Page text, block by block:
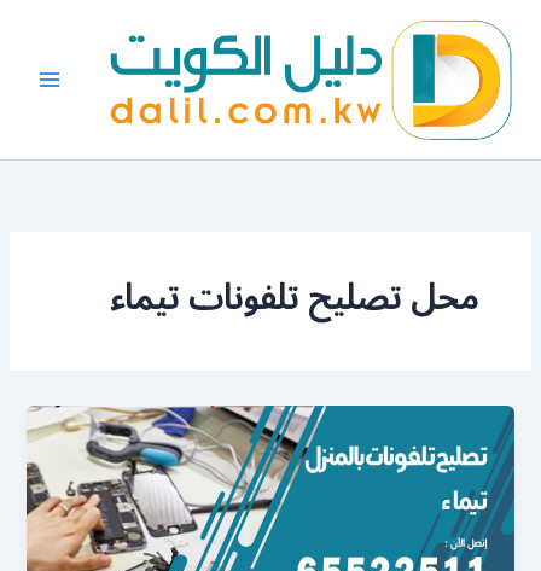
المحتوى
محل تصليح تلفونات تيماء